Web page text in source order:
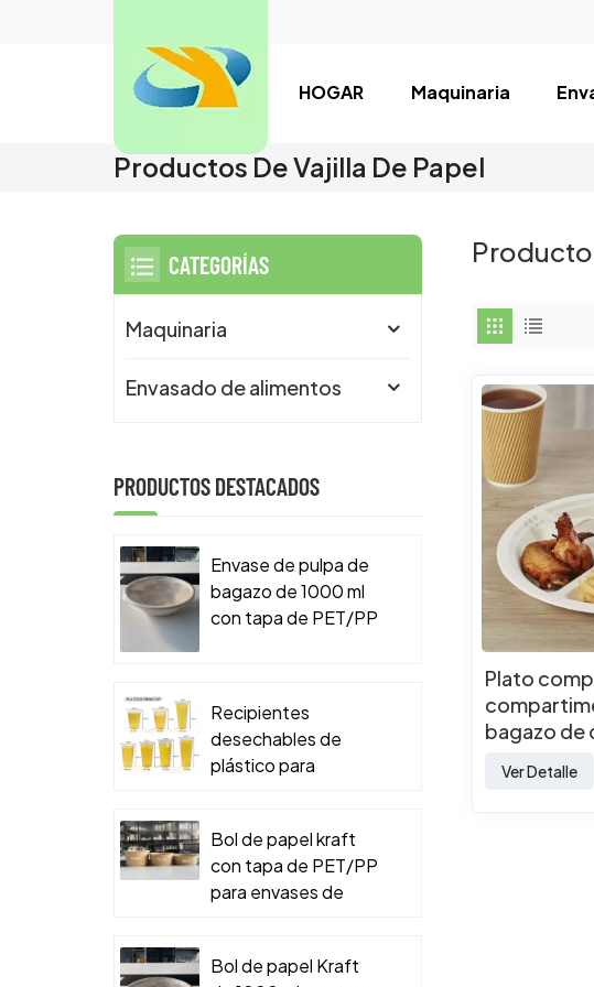
HOGAR Maquinaria
Productos De Vajilla De Papel
Plato
bagazo de
Ver Detalle
CATEGORÍAS
Maquinaria
Envasado de alimentos
PRODUCTOS DESTACADOS
Envase de pulpa de
bagazo de 1000 ml
con tapa de PET/PP
Recipientes
desechables de
plástico para
Bol de papel kraft
con tapa de PET/PP
para envases de
Bol de papel Kraft